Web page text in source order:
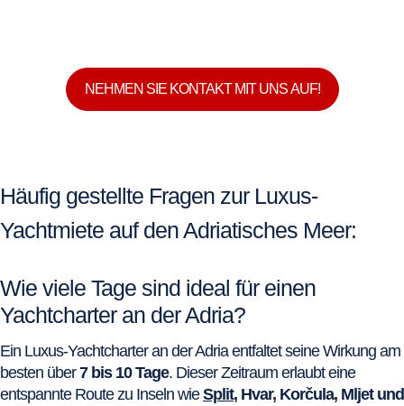
NEHMEN SIE KONTAKT MIT UNS AUF!
Häufig gestellte Fragen zur Luxus-
Yachtmiete auf den Adriatisches Meer:
Wie viele Tage sind ideal für einen
Yachtcharter an der Adria?
Ein Luxus-Yachtcharter an der Adria entfaltet seine Wirkung am
besten über7 bis 10 Tage. Dieser Zeitraum erlaubt eine
entspannte Route zu Inseln wieSplit, Hvar, Korčula, Mljet und